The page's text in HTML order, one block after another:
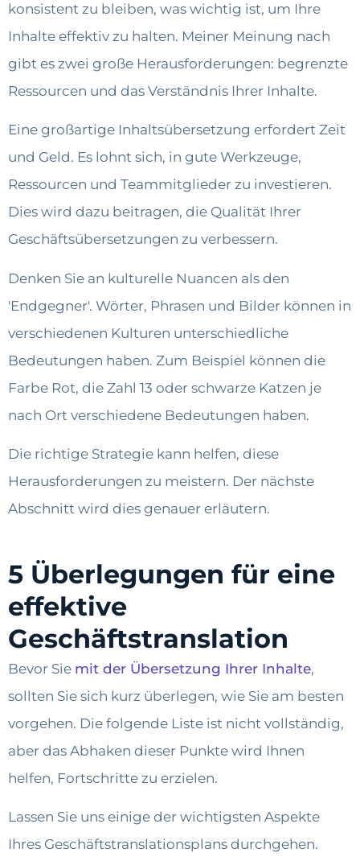
konsistent zu bleiben, was wichtig ist, um Ihre
Inhalte effektiv zu halten. Meiner Meinung nach
gibt es zwei große Herausforderungen: begrenzte
Ressourcen und das Verständnis Ihrer Inhalte.
Eine großartige Inhaltsübersetzung erfordert Zeit
und Geld. Es lohnt sich, in gute Werkzeuge,
Ressourcen und Teammitglieder zu investieren.
Dies wird dazu beitragen, die Qualität Ihrer
Geschäftsübersetzungen zu verbessern.
Denken Sie an kulturelle Nuancen als den
'Endgegner'. Wörter, Phrasen und Bilder können in
verschiedenen Kulturen unterschiedliche
Bedeutungen haben. Zum Beispiel können die
Farbe Rot, die Zahl 13 oder schwarze Katzen je
nach Ort verschiedene Bedeutungen haben.
Die richtige Strategie kann helfen, diese
Herausforderungen zu meistern. Der nächste
Abschnitt wird dies genauer erläutern.
5 Überlegungen für eine
effektive
Geschäftstranslation
Bevor Sie mit der Übersetzung Ihrer Inhalte,
sollten Sie sich kurz überlegen, wie Sie am besten
vorgehen. Die folgende Liste ist nicht vollständig,
aber das Abhaken dieser Punkte wird Ihnen
helfen, Fortschritte zu erzielen.
Lassen Sie uns einige der wichtigsten Aspekte
Ihres Geschäftstranslationsplans durchgehen.